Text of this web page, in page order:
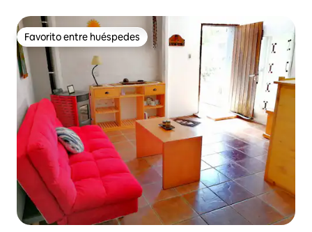
Favorito entre huéspedes
Favorito entre huéspedes